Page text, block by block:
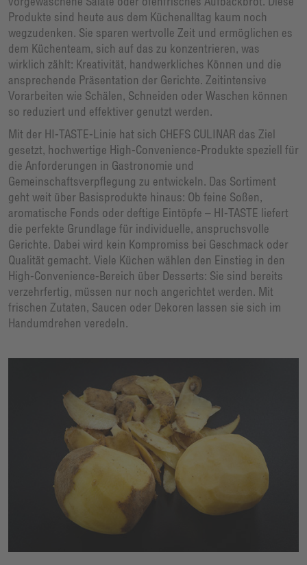
Produkte sind heute aus dem Küchenalltag kaum noch
wegzudenken. Sie sparen wertvolle Zeit und ermöglichen es
dem Küchenteam, sich auf das zu konzentrieren, was
wirklich zählt: Kreativität, handwerkliches Können und die
ansprechende Präsentation der Gerichte. Zeitintensive
Vorarbeiten wie Schälen, Schneiden oder Waschen können
so reduziert und effektiver genutzt werden.
Mit der HI-TASTE-Linie hat sich CHEFS CULINAR das Ziel
gesetzt, hochwertige High-Convenience-Produkte speziell für
die Anforderungen in Gastronomie und
Gemeinschaftsverpflegung zu entwickeln. Das Sortiment
geht weit über Basisprodukte hinaus: Ob feine Soßen,
aromatische Fonds oder deftige Eintöpfe – HI-TASTE liefert
die perfekte Grundlage für individuelle, anspruchsvolle
Gerichte. Dabei wird kein Kompromiss bei Geschmack oder
Qualität gemacht. Viele Küchen wählen den Einstieg in den
High-Convenience-Bereich über Desserts: Sie sind bereits
verzehrfertig, müssen nur noch angerichtet werden. Mit
frischen Zutaten, Saucen oder Dekoren lassen sie sich im
Handumdrehen veredeln.